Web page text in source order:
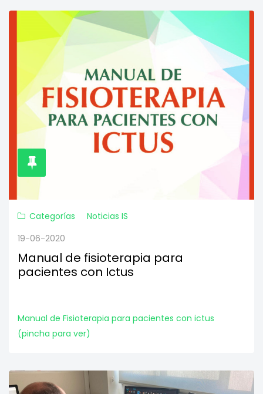
Categorías
Noticias IS
19-06-2020
Manual de fisioterapia para
pacientes con Ictus
Manual de Fisioterapia para pacientes con ictus
(pincha para ver)